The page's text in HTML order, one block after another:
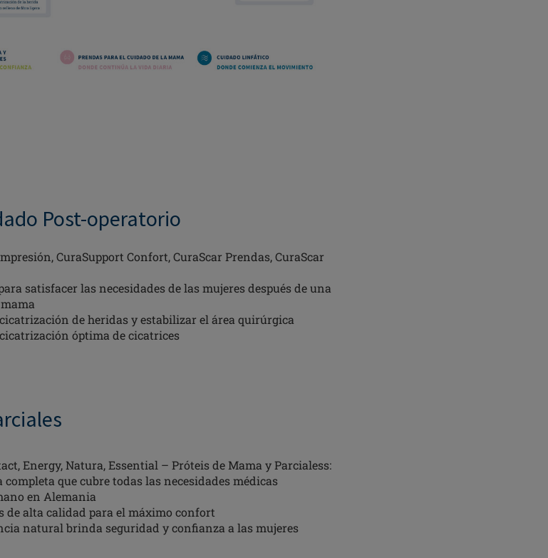
Post-operatorio
CuraSupport Confort, CuraScar Prendas, CuraScar
satisfacer las necesidades de las mujeres después de una
de heridas y estabilizar el área quirúrgica
óptima de cicatrices
Energy, Natura, Essential – Próteis de Mama y Parcialess:
completa que cubre todas las necesidades médicas
en Alemania
de alta calidad para el máximo confort
natural brinda seguridad y confianza a las mujeres